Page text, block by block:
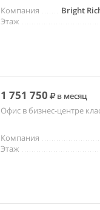
Bright
Компания
Этаж
1 751 750 в месяц
Офис в бизнес-центре
Компания
Этаж